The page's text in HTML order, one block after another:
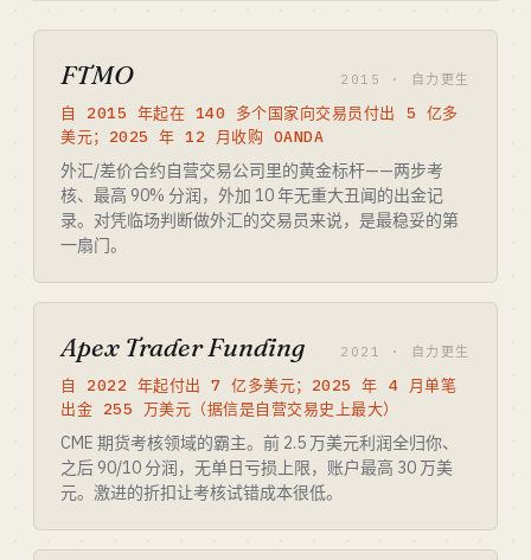
FTMO 2015 · 自力更生
自 2015 年起在 140 多个国家向交易员付出 5 亿多
美元；2025 年 12 月收购 OANDA
外汇/差价合约自营交易公司里的黄金标杆——两步考
核、最高 90% 分润，外加 10 年无重大丑闻的出金记
录。对凭临场判断做外汇的交易员来说，是最稳妥的第
一扇门。
Apex Trader Funding 2021 · 自力更生
自 2022 年起付出 7 亿多美元；2025 年 4 月单笔
出金 255 万美元（据信是自营交易史上最大）
CME 期货考核领域的霸主。前 2.5 万美元利润全归你、
之后 90/10 分润，无单日亏损上限，账户最高 30 万美
元。激进的折扣让考核试错成本很低。